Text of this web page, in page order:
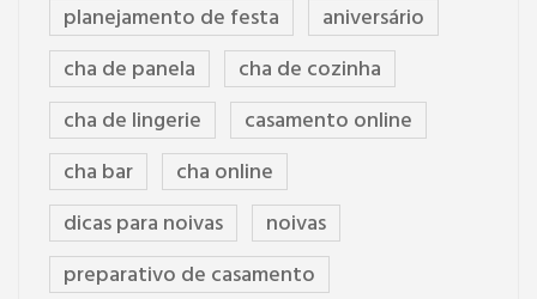
planejamento de festa
aniversário
cha de panela
cha de cozinha
cha de lingerie
casamento online
cha bar
cha online
dicas para noivas
noivas
preparativo de casamento